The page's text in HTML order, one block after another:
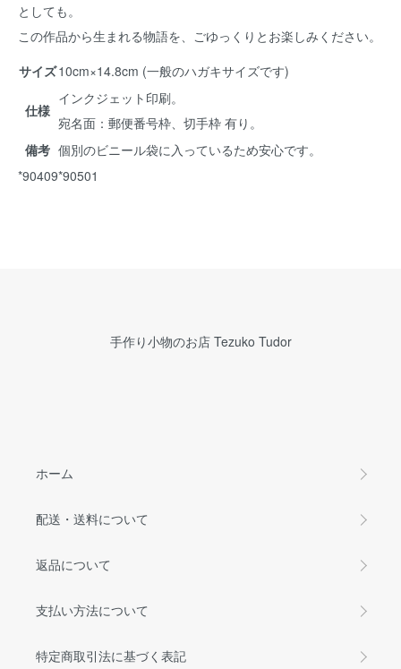
としても。
この作品から生まれる物語を、ごゆっくりとお楽しみください。
サイズ10cm×14.8cm (一般のハガキサイズです)
仕様
インクジェット印刷。
宛名面：郵便番号枠、切手枠 有り。
備考 個別のビニール袋に入っているため安心です。
*90409*90501
手作り小物のお店 Tezuko Tudor
ホーム
配送・送料について
返品について
支払い方法について
特定商取引法に基づく表記